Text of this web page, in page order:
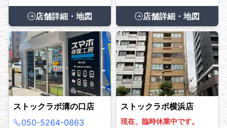
店舗詳細・地図 店舗詳細・地図
ストックラボ溝の口店
050-5264-0863
ストックラボ横浜店
現在、臨時休業中です。